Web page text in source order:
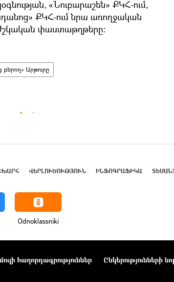
«Նուբարաշեն» ՔԿՀ-ում,
ՔԿՀ-ում նրա առողջական
փաստաթղթերը։
բերող» Արթուրը
ՎԵՐԼՈՒԾՈՒԹՅՈՒՆ ԻՆՖՈԳՐԱՖԻԿԱ
Odnoklassniki
հաղորդագրություններ Ընկերությունների